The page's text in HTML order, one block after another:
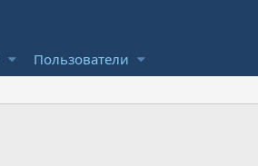
Пользователи